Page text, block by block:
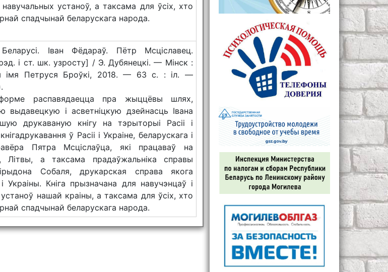
устаноў, а таксама для ўсіх, хто
спадчынай беларускага народа.
Беларусі. Іван Фёдараў. Пётр Мсціславец.
і ст. шк. узросту] / Э. Дубянецкі. — Мінск :
імя Петруся Броўкі, 2018. — 63 с. : іл. —
распавядаецца пра жыццёвы шлях,
выдавецкую і асветніцкую дзейнасць Івана
друкаваную кнігу на тэрыторыі Расіі і
ў Расіі і Украіне, беларускага і
Пятра Мсціслаўца, які працаваў на
Літвы, а таксама прадаўжальніка справы
Собаля, друкарская справа якога
Украіны. Кніга прызначана для навучэнцаў і
нашай краіны, а таксама для ўсіх, хто
спадчынай беларускага народа.